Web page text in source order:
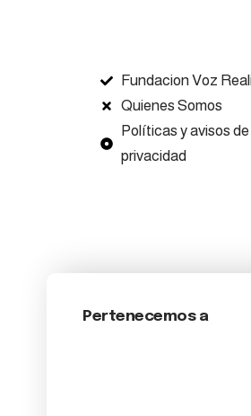
Fundacion Voz
Quienes Somos
Políticas y avisos de
privacidad
Pertenecemos a